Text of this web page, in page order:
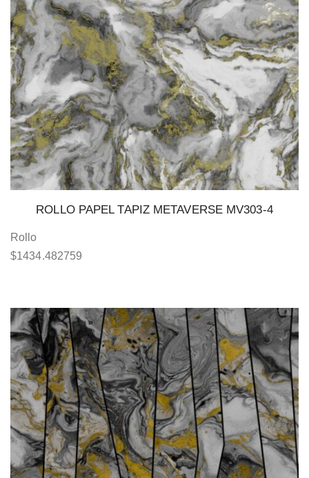
ROLLO PAPEL TAPIZ METAVERSE MV303-4
Rollo
$1434.482759